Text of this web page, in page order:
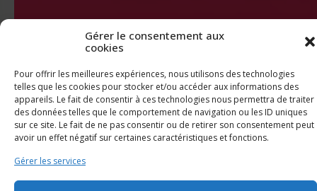
Gérer le consentement aux
cookies
Pour offrir les meilleures expériences, nous utilisons des technologies
telles que les cookies pour stocker et/ou accéder aux informations des
appareils. Le fait de consentir à ces technologies nous permettra de traiter
des données telles que le comportement de navigation ou les ID uniques
sur ce site. Le fait de ne pas consentir ou de retirer son consentement peut
avoir un effet négatif sur certaines caractéristiques et fonctions.
Gérer les services
Ne perdez pas une minute, entrez
chez cocochassetou !